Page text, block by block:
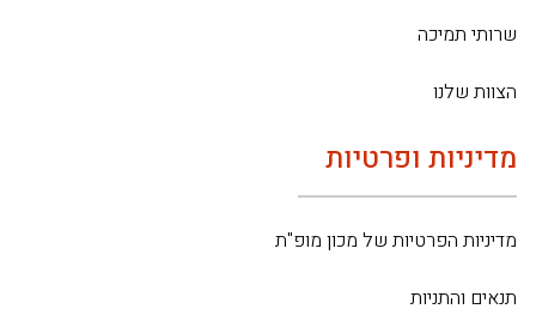
שרותי תמיכה
הצוות שלנו
מדיניות ופרטיות
מדיניות הפרטיות של מכון מופ"ת
תנאים והתניות